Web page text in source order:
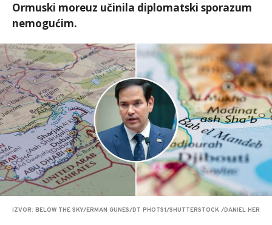
Ormuski moreuz učinila diplomatski sporazum
nemogućim.
IZVOR: BELOW THE SKY/ERMAN GUNES/DT PHOTS1/SHUTTERSTOCK /DANIEL HER